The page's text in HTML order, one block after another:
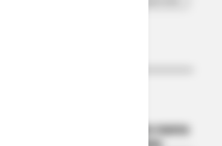
fue designada como nueva